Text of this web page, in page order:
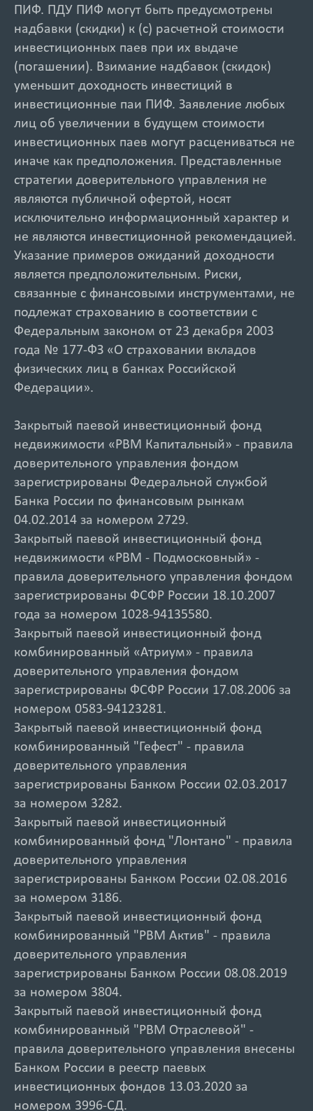
ПИФ. ПДУ ПИФ могут быть предусмотрены
надбавки (скидки) к (с) расчетной стоимости
инвестиционных паев при их выдаче
(погашении). Взимание надбавок (скидок)
уменьшит доходность инвестиций в
инвестиционные паи ПИФ. Заявление любых
лиц об увеличении в будущем стоимости
инвестиционных паев могут расцениваться не
иначе как предположения. Представленные
стратегии доверительного управления не
являются публичной офертой, носят
исключительно информационный характер и
не являются инвестиционной рекомендацией.
Указание примеров ожиданий доходности
является предположительным. Риски,
связанные с финансовыми инструментами, не
подлежат страхованию в соответствии с
Федеральным законом от 23 декабря 2003
года № 177-ФЗ «О страховании вкладов
физических лиц в банках Российской
Федерации».
Закрытый паевой инвестиционный фонд
недвижимости «РВМ Капитальный» - правила
доверительного управления фондом
зарегистрированы Федеральной службой
Банка России по финансовым рынкам
04.02.2014 за номером 2729.
Закрытый паевой инвестиционный фонд
недвижимости «РВМ - Подмосковный» -
правила доверительного управления фондом
зарегистрированы ФСФР России 18.10.2007
года за номером 1028-94135580.
Закрытый паевой инвестиционный фонд
комбинированный «Атриум» - правила
доверительного управления фондом
зарегистрированы ФСФР России 17.08.2006 за
номером 0583-94123281.
Закрытый паевой инвестиционный фонд
комбинированный "Гефест" - правила
доверительного управления
зарегистрированы Банком России 02.03.2017
за номером 3282.
Закрытый паевой инвестиционный
комбинированный фонд "Лонтано" - правила
доверительного управления
зарегистрированы Банком России 02.08.2016
за номером 3186.
Закрытый паевой инвестиционный фонд
комбинированный "РВМ Актив" - правила
доверительного управления
зарегистрированы Банком России 08.08.2019
за номером 3804.
Закрытый паевой инвестиционный фонд
комбинированный "РВМ Отраслевой" -
правила доверительного управления внесены
Банком России в реестр паевых
инвестиционных фондов 13.03.2020 за
номером 3996-СД.